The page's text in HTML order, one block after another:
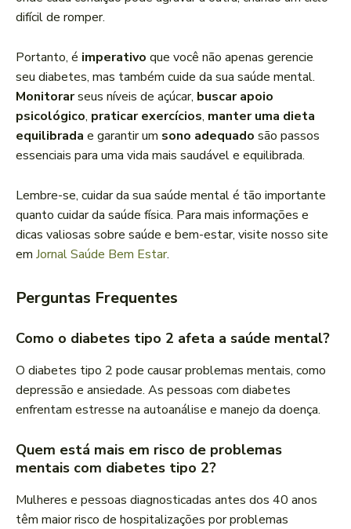
difícil de romper.
Portanto, é imperativo que você não apenas gerencie
seu diabetes, mas também cuide da sua saúde mental.
Monitorarseus níveis de açúcar, buscar apoio
psicológico, praticar exercícios, manter uma dieta
equilibrada e garantir um sono adequado são passos
essenciais para uma vida mais saudável e equilibrada.
Lembre-se, cuidar da sua saúde mental é tão importante
quanto cuidar da saúde física. Para mais informações e
dicas valiosas sobre saúde e bem-estar, visite nosso site
em Jornal Saúde Bem Estar.
Perguntas Frequentes
Como o diabetes tipo 2 afeta a saúde mental?
O diabetes tipo 2 pode causar problemas mentais, como
depressão e ansiedade. As pessoas com diabetes
enfrentam estresse na autoanálise e manejo da doença.
Quem está mais em risco de problemas
mentais com diabetes tipo 2?
Mulheres e pessoas diagnosticadas antes dos 40 anos
têm maior risco de hospitalizações por problemas